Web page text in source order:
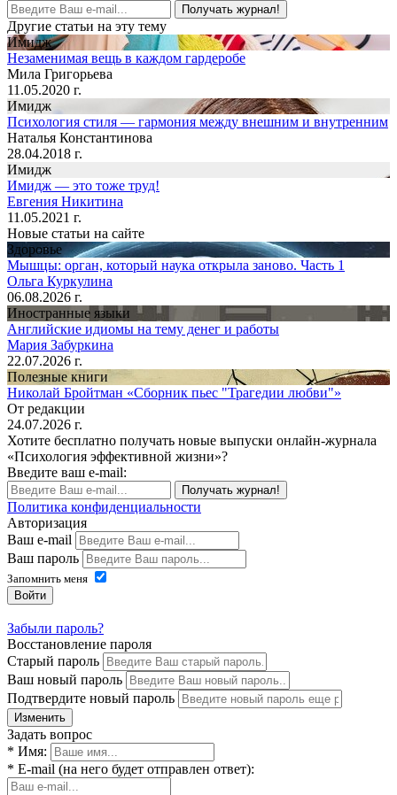
Получать журнал!
Другие статьи на эту тему
Имидж
Незаменимая вещь в каждом гардеробе
Мила Григорьева
11.05.2020 г.
Имидж
Психология стиля — гармония между внешним и внутренним
Наталья Константинова
28.04.2018 г.
Имидж
Имидж — это тоже труд!
Евгения Никитина
11.05.2021 г.
Новые статьи на сайте
Здоровье
Мышцы: орган, который наука открыла заново. Часть 1
Ольга Куркулина
06.08.2026 г.
Иностранные языки
Английские идиомы на тему денег и работы
Мария Забуркина
22.07.2026 г.
Полезные книги
Николай Бройтман «Сборник пьес "Трагедии любви"»
От редакции
24.07.2026 г.
Хотите бесплатно получать новые выпуски онлайн-журнала
«Психология эффективной жизни»?
Введите ваш e-mail:
Получать журнал!
Политика конфиденциальности
Авторизация
Ваш e-mail
Ваш пароль
Запомнить меня
Войти
Забыли пароль?
Восстановление пароля
Старый пароль
Ваш новый пароль
Подтвердите новый пароль
Изменить
Задать вопрос
* Имя:
* E-mail (на него будет отправлен ответ):